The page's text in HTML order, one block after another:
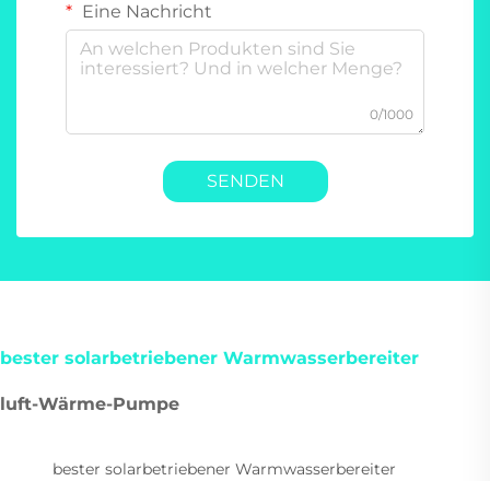
Eine Nachricht
0/1000
SENDEN
bester solarbetriebener Warmwasserbereiter
luft-Wärme-Pumpe
bester solarbetriebener Warmwasserbereiter